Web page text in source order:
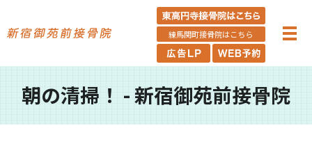
練馬関町接骨院はこちら
朝の清掃！ - 新宿御苑前接骨院